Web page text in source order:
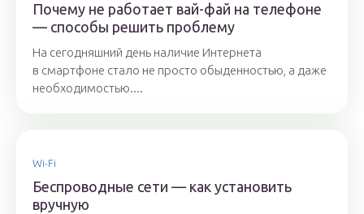
Почему не работает вай-фай на телефоне
— способы решить проблему
На сегодняшний день наличие Интернета
в смартфоне стало не просто обыденностью, а даже
необходимостью....
Wi-Fi
Беспроводные сети — как установить
вручную